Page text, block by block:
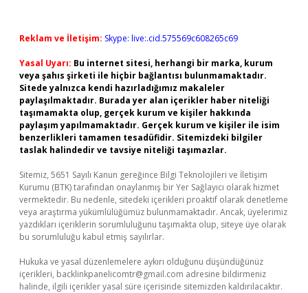
Reklam ve İletişim: Skype: live:.cid.575569c608265c69
Yasal Uyarı: Bu internet sitesi, herhangi bir marka, kurum
veya şahıs şirketi ile hiçbir bağlantısı bulunmamaktadır.
Sitede yalnızca kendi hazırladığımız makaleler
paylaşılmaktadır. Burada yer alan içerikler haber niteliği
taşımamakta olup, gerçek kurum ve kişiler hakkında
paylaşım yapılmamaktadır. Gerçek kurum ve kişiler ile isim
benzerlikleri tamamen tesadüfidir. Sitemizdeki bilgiler
taslak halindedir ve tavsiye niteliği taşımazlar.
Sitemiz, 5651 Sayılı Kanun gereğince Bilgi Teknolojileri ve İletişim
Kurumu (BTK) tarafından onaylanmış bir Yer Sağlayıcı olarak hizmet
vermektedir. Bu nedenle, sitedeki içerikleri proaktif olarak denetleme
veya araştırma yükümlülüğümüz bulunmamaktadır. Ancak, üyelerimiz
yazdıkları içeriklerin sorumluluğunu taşımakta olup, siteye üye olarak
bu sorumluluğu kabul etmiş sayılırlar.
Hukuka ve yasal düzenlemelere aykırı olduğunu düşündüğünüz
içerikleri, backlinkpanelicomtr@gmail.com adresine bildirmeniz
halinde, ilgili içerikler yasal süre içerisinde sitemizden kaldırılacaktır.